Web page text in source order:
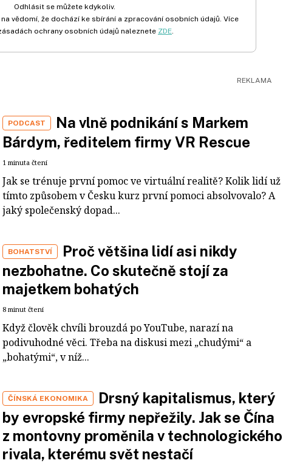
Odhlásit se můžete kdykoliv.
vědomí, že dochází ke sbírání a zpracování osobních údajů. Více
ochrany osobních údajů naleznete ZDE
PODCAST
Na vlně podnikání s Markem
Bárdym, ředitelem firmy VR Rescue
1 minuta čtení
Jak se trénuje první pomoc ve virtuální realitě? Kolik lidí už
tímto způsobem v Česku kurz první pomoci absolvovalo? A
jaký společenský dopad...
BOHATSTVÍ
Proč většina lidí asi nikdy
nezbohatne. Co skutečně stojí za
majetkem bohatých
8 minut čtení
Když člověk chvíli brouzdá po YouTube, narazí na
podivuhodné věci. Třeba na diskusi mezi „chudými“ a
„bohatými“, v níž...
ČÍNSKÁ EKONOMIKA
Drsný kapitalismus, který
by evropské firmy nepřežily. Jak se Čína
z montovny proměnila v technologického
rivala, kterému svět nestačí